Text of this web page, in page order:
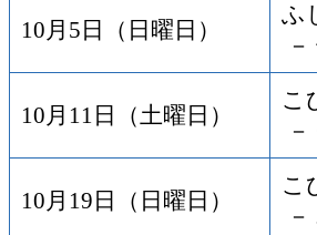
10月5日（日曜日）
ふ
10月11日（土曜日）
こ
10月19日（日曜日）
こ